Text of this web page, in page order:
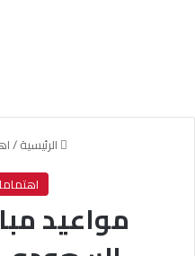
الرئيسية/
مواعيد